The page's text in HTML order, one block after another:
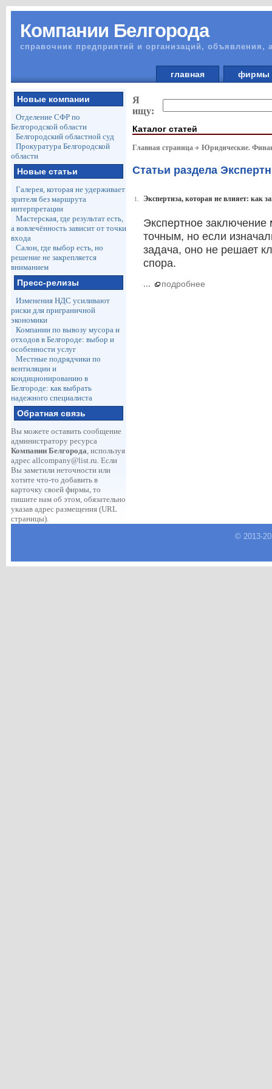
Компании Белгорода
справочник предприятий и организаций, объявления,
главная
Новые компании
Отделение СФР по
Белгородской области
Белгородский областной суд
Прокуратура Белгородской
области
Новые статьи
Галерея, которая не удерживает
зрителя без маршрута
интерпретации
Мастерская, где результат есть,
а вовлечённость зависит от точки
входа
Салон, где выбор есть, но
решение не закрепляется
вниманием
Пресс-релизы
Изменения НДС усиливают
риски для приграничной
экономики
Компании по вывозу мусора и
отходов в Белгороде: выбор и
особенности услуг
Местные подрядчики по
вентиляции и
кондиционированию в
Белгороде: как выбрать
надежного специалиста
Обратная связь
Вы можете оставить сообщение
администратору ресурса
Компании Белгорода, используя
адрес allcompany@list.ru. Если
Вы заметили неточности или
хотите что-то добавить в
карточку своей фирмы, то
пишите нам об этом, обязательно
указав адрес размещения (URL
страницы).
Я
ищу:
Каталог статей
Главная страница Юридические.
Статьи раздела
1. Экспертиза, которая не влияет: как
Экспертное
точным, но если
задача, оно не решает
спора.
... подробнее
© 2013-